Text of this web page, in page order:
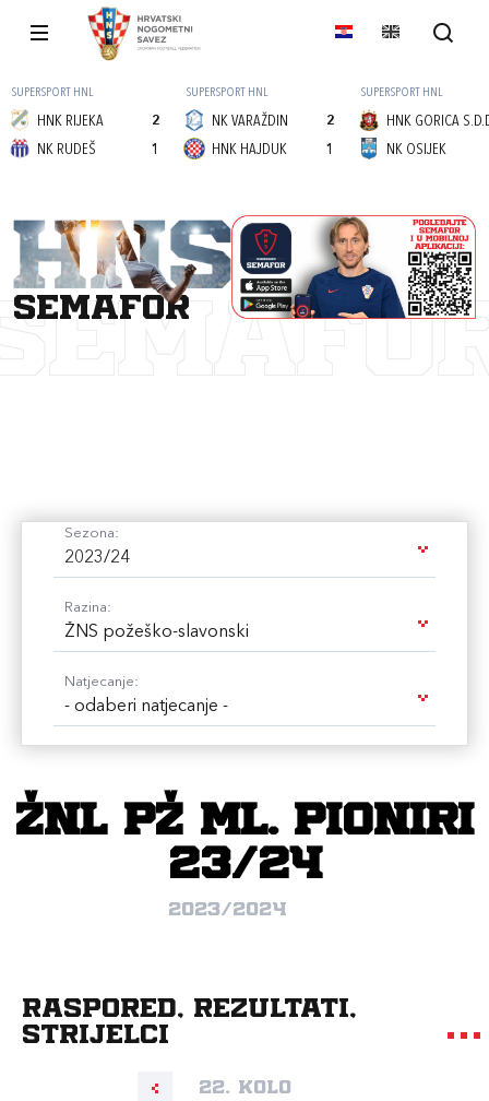
SUPERSPORT HNL
HNK RIJEKA
2
1
NK RUDEŠ
SUPERSPORT HNL
NK VARAŽDIN
2
1
HNK HAJDUK
SUPERSPORT HNL
HNK GORICA
NK OSIJEK
semafor
Sezona:
2023/24
Razina:
ŽNS požeško-slavonski
Natjecanje:
- odaberi natjecanje -
ŽNL PŽ ml. pioniri
23/24
2023/2024
Raspored, rezultati,
strijelci
22. kolo